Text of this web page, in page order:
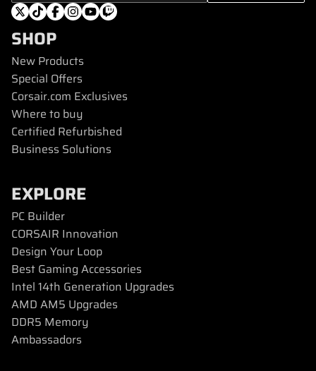
SHOP
New Products
Special Offers
Corsair.com Exclusives
Where to buy
Certified Refurbished
Business Solutions
EXPLORE
PC Builder
CORSAIR Innovation
Design Your Loop
Best Gaming Accessories
Intel 14th Generation Upgrades
AMD AM5 Upgrades
DDR5 Memory
Ambassadors